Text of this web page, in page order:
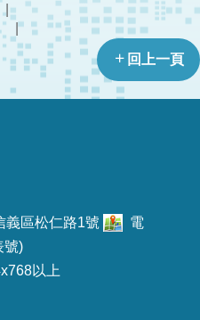
回上一頁
義區松仁路1號
電
號)
以上